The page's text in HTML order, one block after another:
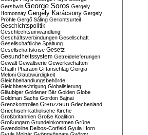
Gershwin George Soros Gergely
Homonnay Gergely Karácsony Gergely
Pröhle Gergő Sáling Gerichtsurteil
Geschichtspolitik
Geschlechtsumwandlung
Geschäftsverbindungen Gesellschaft
Gesellschaftliche Spaltung
Gesellschaftskrise Gesetz
Gesundheitssystem Getreidelieferungen
Gewalt Gewaltserie Gewerkschaften
Ghaith Pharaon Giftanschlag Giorgia
Meloni Glaubwürdigkeit
Gleichbehandlungsbehörde
Gleichberechtigung Globalisierung
Gläubiger Goldener Bär Golden Globe
Goldman Sachs Gordon Bajnai
Grenzkontrollen Grenzzaun Griechenland
Griechisch-katholische Kirche
Großbritannien Große Koalition
Großungarn Grundeinkommen Grüne
Gwendoline Delbos-Corfield Gyula Horn